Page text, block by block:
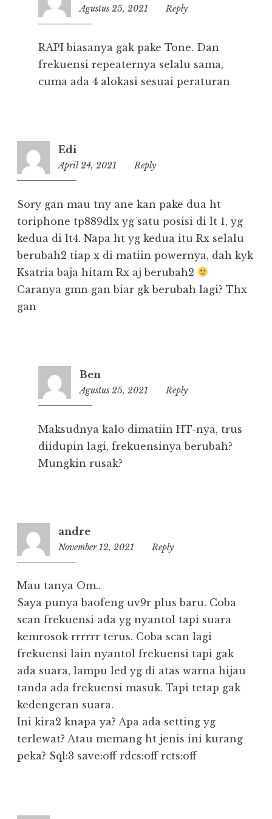
Agustus 25, 2021 12:39
Reply
RAPI biasanya gak pake Tone. Dan
frekuensi repeaternya selalu sama,
cuma ada 4 alokasi sesuai peraturan
Edi
April 24, 2021 21:11
Reply
Sory gan mau tny ane kan pake dua ht
toriphone tp889dlx yg satu posisi di lt 1, yg
kedua di lt4. Napa ht yg kedua itu Rx selalu
berubah2 tiap x di matiin powernya, dah kyk
Ksatria baja hitam Rx aj berubah2
Caranya gmn gan biar gk berubah lagi? Thx
gan
Ben
Agustus 25, 2021 12:19
Reply
Maksudnya kalo dimatiin HT-nya, trus
diidupin lagi, frekuensinya berubah?
Mungkin rusak?
andre
November 12, 2021 11:41
Reply
Mau tanya Om..
Saya punya baofeng uv9r plus baru. Coba
scan frekuensi ada yg nyantol tapi suara
kemrosok rrrrrr terus. Coba scan lagi
frekuensi lain nyantol frekuensi tapi gak
ada suara, lampu led yg di atas warna hijau
tanda ada frekuensi masuk. Tapi tetap gak
kedengeran suara.
Ini kira2 knapa ya? Apa ada setting yg
terlewat? Atau memang ht jenis ini kurang
peka? Sql:3 save:off rdcs:off rcts:off